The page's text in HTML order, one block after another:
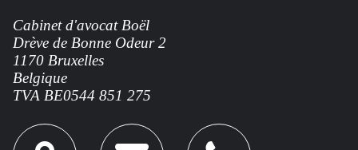
Cabinet d'avocat Boël
Drève de Bonne Odeur 2
1170 Bruxelles
Belgique
TVA BE0544 851 275
l'adresse
sur
contacter
par
contacter
par